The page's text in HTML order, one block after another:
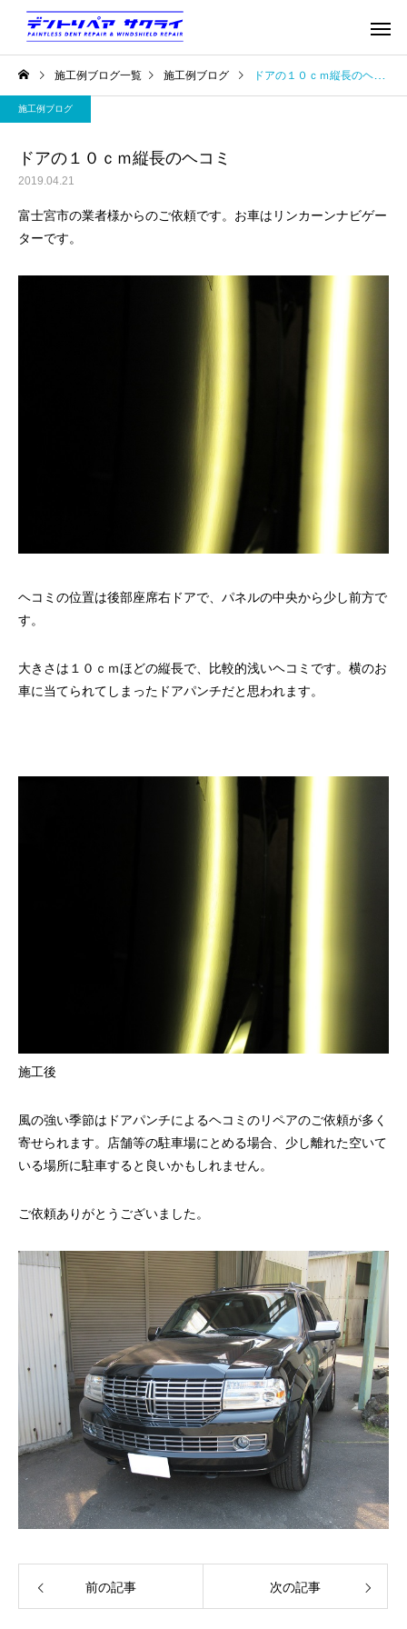
施工例ブログ一覧 施工例ブログ ドアの１０ｃｍ縦長のヘコミ
施工例ブログ
ドアの１０ｃｍ縦長のヘコミ
2019.04.21
富士宮市の業者様からのご依頼です。お車はリンカーンナビゲー
ターです。
ヘコミの位置は後部座席右ドアで、パネルの中央から少し前方で
す。
大きさは１０ｃｍほどの縦長で、比較的浅いヘコミです。横のお
車に当てられてしまったドアパンチだと思われます。
施工後
風の強い季節はドアパンチによるヘコミのリペアのご依頼が多く
寄せられます。店舗等の駐車場にとめる場合、少し離れた空いて
いる場所に駐車すると良いかもしれません。
ご依頼ありがとうございました。
前の記事 次の記事